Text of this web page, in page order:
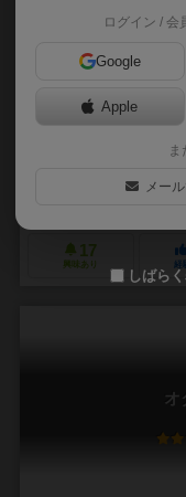
15
朧ニンジャスタートリッ
マストフォロールール
の大きさのみを見ます
は後手番勝ちとなりま
長谷川 登鯉（Tori
17
興味あり 経
オ
ログイン / 会
Google
Apple
ま
メー
しばら